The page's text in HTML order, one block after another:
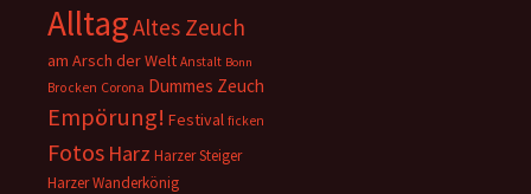
AlltagAltes Zeuch
am Arsch der Welt Anstalt Bonn
Brocken Corona Dummes Zeuch
Empörung! Festival ficken
Fotos Harz Harzer Steiger
Harzer Wanderkönig